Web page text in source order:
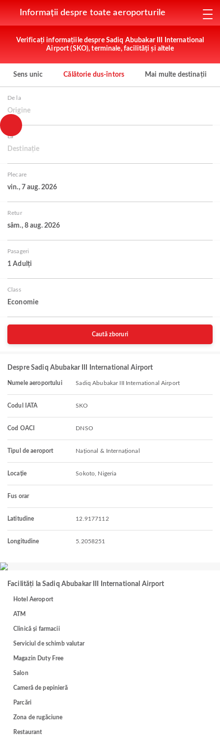
Informații despre toate aeroporturile
Verificați informațiile despre Sadiq Abubakar III International
Airport (SKO), terminale, facilități și altele
Sens unic Călătorie dus-întors Mai multe destinații
De la
Origine
La
Destinație
Plecare
vin., 7 aug. 2026
Retur
sâm., 8 aug. 2026
Pasageri
1 Adulți
Class
Economie
Caută zboruri
Despre Sadiq Abubakar III International Airport
Numele aeroportului Sadiq Abubakar III International Airport
Codul IATA SKO
Cod OACI DNSO
Tipul de aeroport Național & Internațional
Locație Sokoto, Nigeria
Fus orar
Latitudine 12.9177112
Longitudine 5.2058251
Facilități la Sadiq Abubakar III International Airport
Hotel Aeroport
ATM
Clinică și farmacii
Serviciul de schimb valutar
Magazin Duty Free
Salon
Cameră de pepinieră
Parcări
Zona de rugăciune
Restaurant